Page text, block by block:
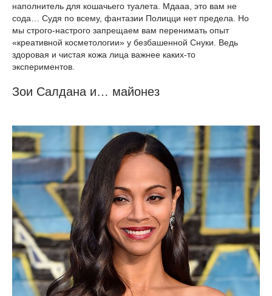
наполнитель для кошачьего туалета. Мдааа, это вам не
сода… Судя по всему, фантазии Полицци нет предела. Но
мы строго-настрого запрещаем вам перенимать опыт
«креативной косметологии» у безбашенной Снуки. Ведь
здоровая и чистая кожа лица важнее каких-то
экспериментов.
Зои Салдана и… майонез